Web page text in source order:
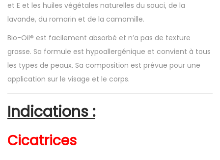
et E et les huiles végétales naturelles du souci, de la
lavande, du romarin et de la camomille.
Bio-Oil® est facilement absorbé et n’a pas de texture
grasse. Sa formule est hypoallergénique et convient à tous
les types de peaux. Sa composition est prévue pour une
application sur le visage et le corps.
Indications :
Cicatrices